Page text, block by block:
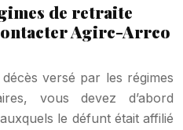
de retraite
Agirc-Arrco
versé par les régimes
vous devez d’abord
le défunt était affilié